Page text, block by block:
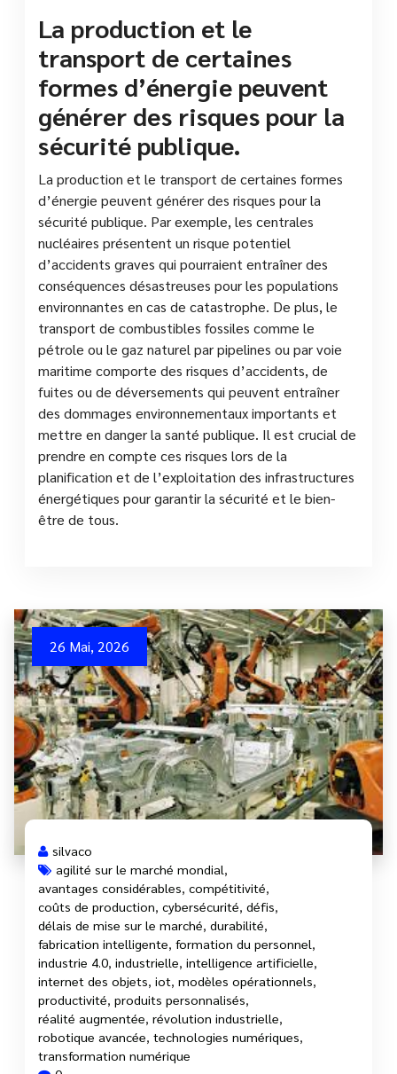
La production et le
transport de certaines
formes d’énergie peuvent
générer des risques pour la
sécurité publique.
La production et le transport de certaines formes
d’énergie peuvent générer des risques pour la
sécurité publique. Par exemple, les centrales
nucléaires présentent un risque potentiel
d’accidents graves qui pourraient entraîner des
conséquences désastreuses pour les populations
environnantes en cas de catastrophe. De plus, le
transport de combustibles fossiles comme le
pétrole ou le gaz naturel par pipelines ou par voie
maritime comporte des risques d’accidents, de
fuites ou de déversements qui peuvent entraîner
des dommages environnementaux importants et
mettre en danger la santé publique. Il est crucial de
prendre en compte ces risques lors de la
planification et de l’exploitation des infrastructures
énergétiques pour garantir la sécurité et le bien-
être de tous.
26 Mai, 2026
silvaco
agilité sur le marché mondial,
avantages considérables, compétitivité,
coûts de production, cybersécurité, défis,
délais de mise sur le marché, durabilité,
fabrication intelligente, formation du personnel,
industrie 4.0, industrielle, intelligence artificielle,
internet des objets, iot, modèles opérationnels,
productivité, produits personnalisés,
réalité augmentée, révolution industrielle,
robotique avancée, technologies numériques,
transformation numérique